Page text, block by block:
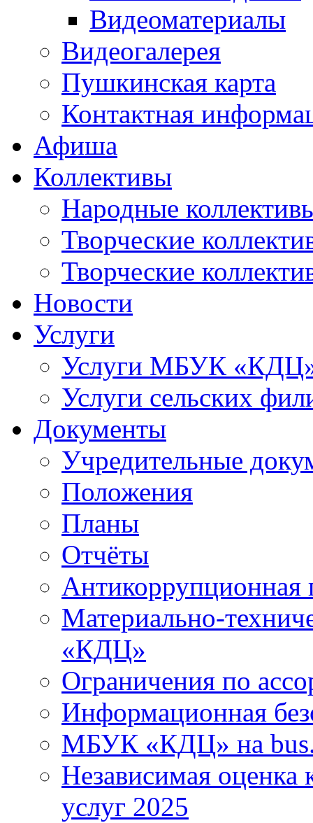
Видеоматериалы
Видеогалерея
Пушкинская карта
Контактная
Афиша
Коллективы
Народные
Творческие
Творческие
Новости
Услуги
Услуги МБУК
Услуги сельских
Документы
Учредительные
Положения
Планы
Отчёты
Антикоррупционная
Материально-
«КДЦ»
Ограничения по
Информационная
МБУК «КДЦ» на
Независимая оценка
услуг 2025